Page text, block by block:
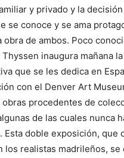
y privado y la
se conoce y se ama
obra de ambos. Poco
Thyssen inaugura mañana
que se les dedica en
con el Denver Art
obras procedentes de
de las cuales nunca
Esta doble exposición, que
los realistas madrileños, se